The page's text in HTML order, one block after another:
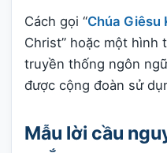
Cách gọi “Chúa Giêsu
Christ” hoặc một hình
truyền thống ngôn
được cộng đoàn sử
Mẫu lời cầu